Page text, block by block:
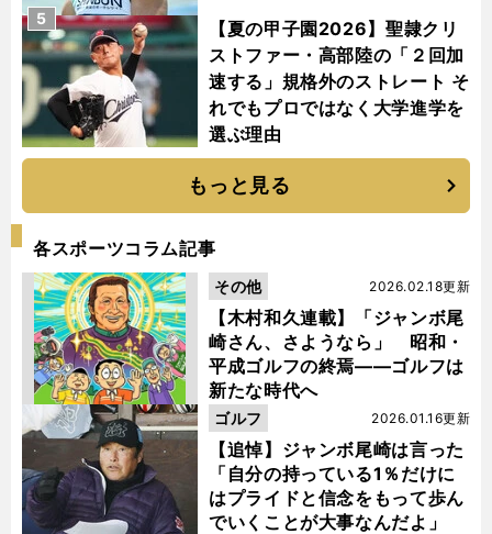
【夏の甲子園2026】聖隷クリ
ストファー・高部陸の「２回加
速する」規格外のストレート そ
れでもプロではなく大学進学を
選ぶ理由
5
もっと見る
各スポーツコラム記事
【木村和久連載】「ジャンボ尾
崎さん、さようなら」 昭和・
平成ゴルフの終焉――ゴルフは
新たな時代へ
2026.02.18更新
その他
【追悼】ジャンボ尾崎は言った
「自分の持っている1％だけに
はプライドと信念をもって歩ん
でいくことが大事なんだよ」
2026.01.16更新
ゴルフ